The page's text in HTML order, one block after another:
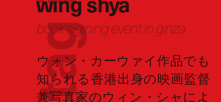
t
a
g
book sigining event in ginza